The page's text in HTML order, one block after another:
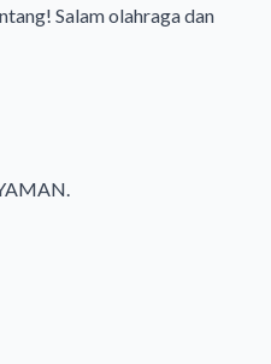
Salam olahraga dan